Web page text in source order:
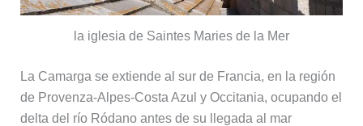
la iglesia de Saintes Maries de la Mer
La Camarga se extiende al sur de Francia, en la región
de Provenza-Alpes-Costa Azul y Occitania, ocupando el
delta del río Ródano antes de su llegada al mar